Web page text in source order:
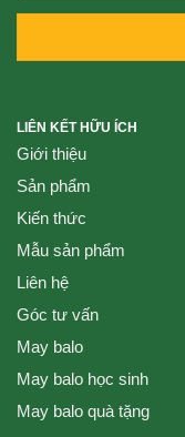
LIÊN KẾT HỮU ÍCH
Giới thiệu
Sản phẩm
Kiến thức
Mẫu sản phẩm
Liên hệ
Góc tư vấn
May balo
May balo học sinh
May balo quà tặng